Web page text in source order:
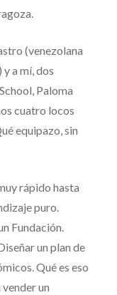
(venezolana
a mí, dos
Paloma
cuatro locos
equipazo, sin
rápido hasta
puro.
Fundación.
un plan de
Qué es eso
un